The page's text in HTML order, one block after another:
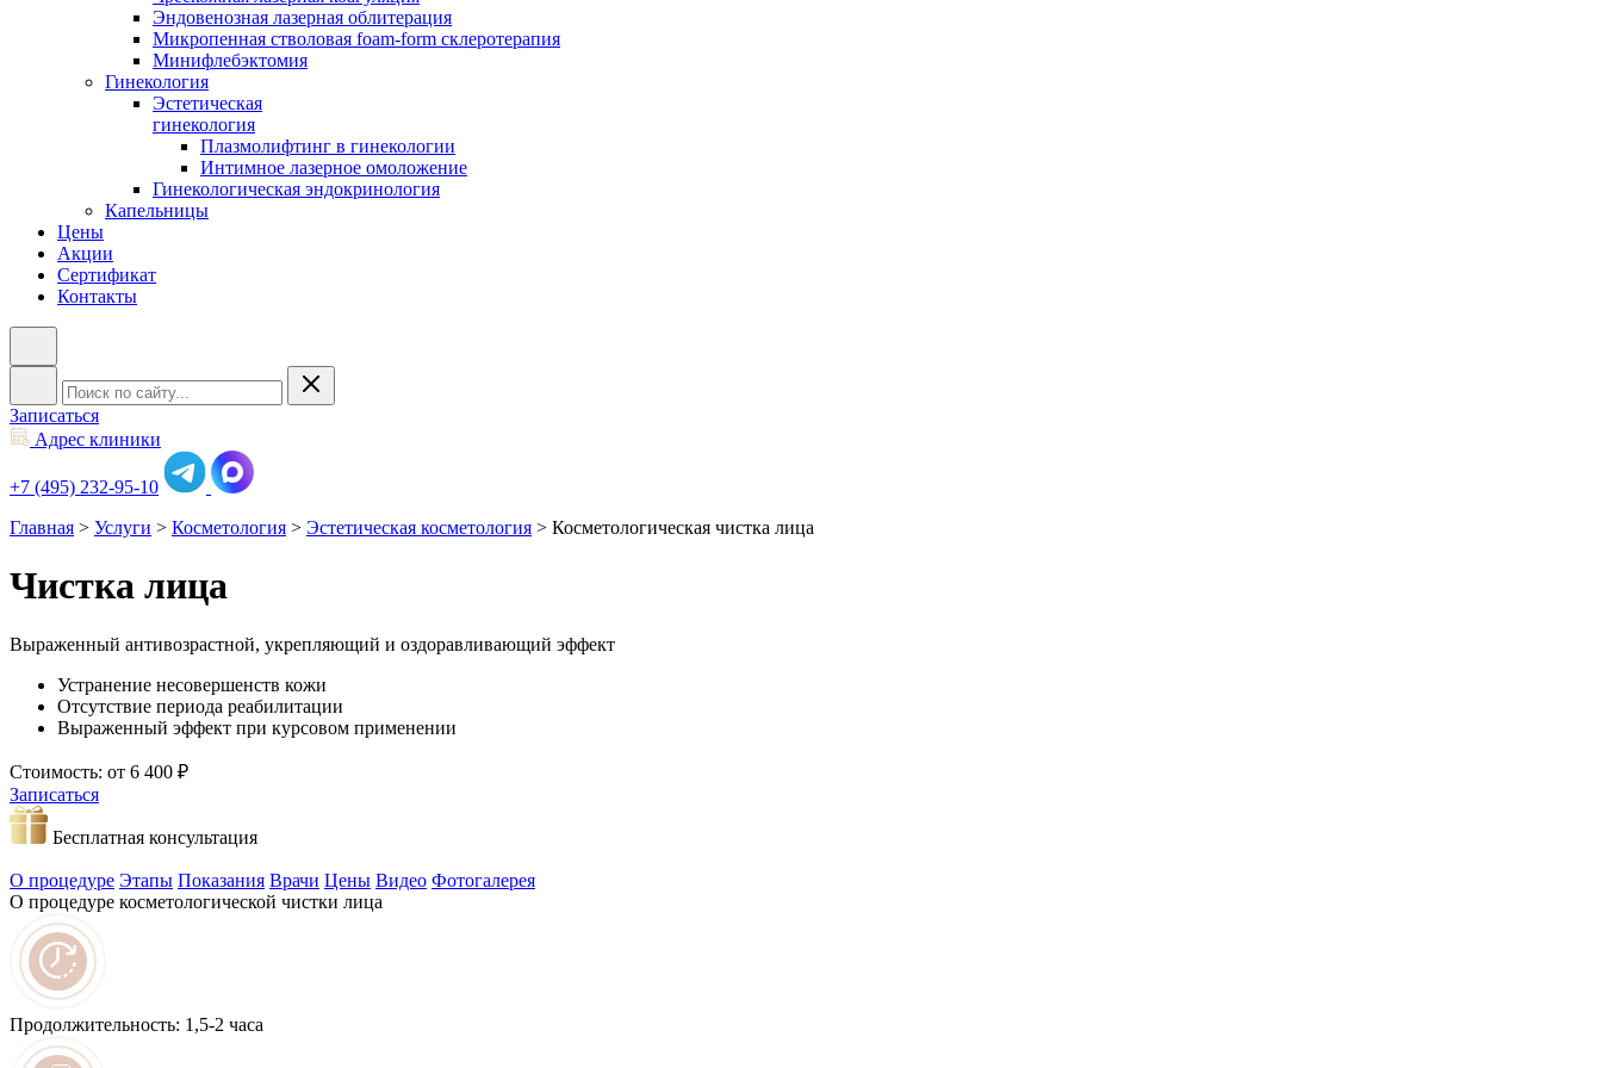
Эндовенозная лазерная облитерация
Микропенная стволовая foam-form склеротерапия
Минифлебэктомия
Гинекология
Эстетическая
гинекология
Плазмолифтинг в гинекологии
Интимное лазерное омоложение
Гинекологическая эндокринология
Капельницы
Цены
Акции
Сертификат
Контакты
Записаться
Адрес клиники
+7 (495) 232-95-10
Главная > Услуги > Косметология > Эстетическая косметология > Косметологическая чистка лица
Чистка лица
Выраженный антивозрастной, укрепляющий и оздоравливающий эффект
Устранение несовершенств кожи
Отсутствие периода реабилитации
Выраженный эффект при курсовом применении
Стоимость: от 6 400 ₽
Записаться
Бесплатная консультация
О процедуре Этапы Показания Врачи Цены Видео Фотогалерея
О процедуре косметологической чистки лица
Продолжительность: 1,5-2 часа